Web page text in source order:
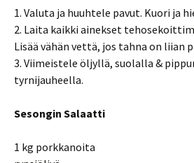
1. Valuta ja huuhtele pavut. Kuori ja
2. Laita kaikki ainekset
Lisää vähän vettä, jos tahna on liian
3. Viimeistele öljyllä, suolalla &
tyrnijauheella.
Sesongin Salaatti
1 kg porkkanoita